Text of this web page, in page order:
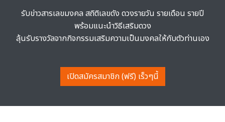
รับข่าวสารเลขมงคล สถิติเลขดัง ดวงรายวัน รายเดือน รายปี
พร้อมแนะนำวิธีเสริมดวง
ลุ้นรับรางวัลจากกิจกรรมเสริมความเป็นมงคลให้กับตัวท่านเอง
เปิดสมัครสมาชิก (ฟรี) เร็วๆนี้